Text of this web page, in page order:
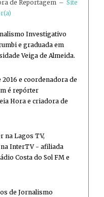
de Reportagem – Site
Investigativo
e graduada em
Veiga de Almeida.
2016 e coordenadora de
é repórter
Hora e criadora de
na Lagos TV,
InterTV - afiliada
Costa do Sol FM e
de Jornalismo